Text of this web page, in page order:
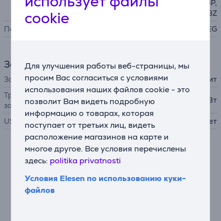
cookie
Для улучшения работы веб-страницы, мы
просим Вас согласиться с условиями
использования наших файлов cookie - это
позволит Вам видеть подробную
информацию о товарах, которая
поступает от третьих лиц, видеть
расположение магазинов на карте и
многое другое. Все условия перечислены
здесь: politika privatnosti
Условия Elesen по использованию куки-
файлов
(MOBI), HTM, DOCX, FB2.ZIP,
ACSM, CBR, CBZ
Поддержка форматов (фото)
BMP, PNG, TIFF, JPEG
Зарядное устройство
Зарядное устройство
в комплект не входит
Требуемая мощность
зарядного устройства
2,5 - 5 Вт
USB PD Нет
Описание
Экран
Новейший 7-дюймовый экран E Ink Carta™ 1200